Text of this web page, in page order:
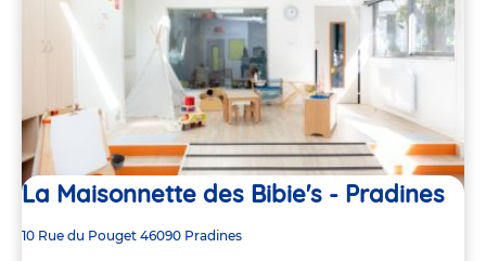
La Maisonnette des Bibie's - Pradines
Adresse
10 Rue du Pouget 46090 Pradines